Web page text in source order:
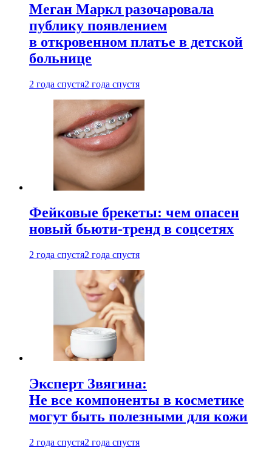
Меган Маркл разочаровала
публику появлением
в откровенном платье в детской
больнице
2 года спустя2 года спустя
Фейковые брекеты: чем опасен
новый бьюти-тренд в соцсетях
2 года спустя2 года спустя
Эксперт Звягина:
Не все компоненты в косметике
могут быть полезными для кожи
2 года спустя2 года спустя